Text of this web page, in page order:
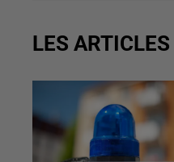
LES ARTICLES